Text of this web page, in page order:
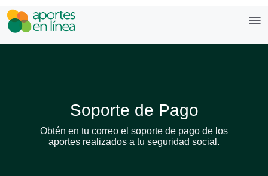
Soporte de Pago
Obtén en tu correo el soporte de pago de los
aportes realizados a tu seguridad social.